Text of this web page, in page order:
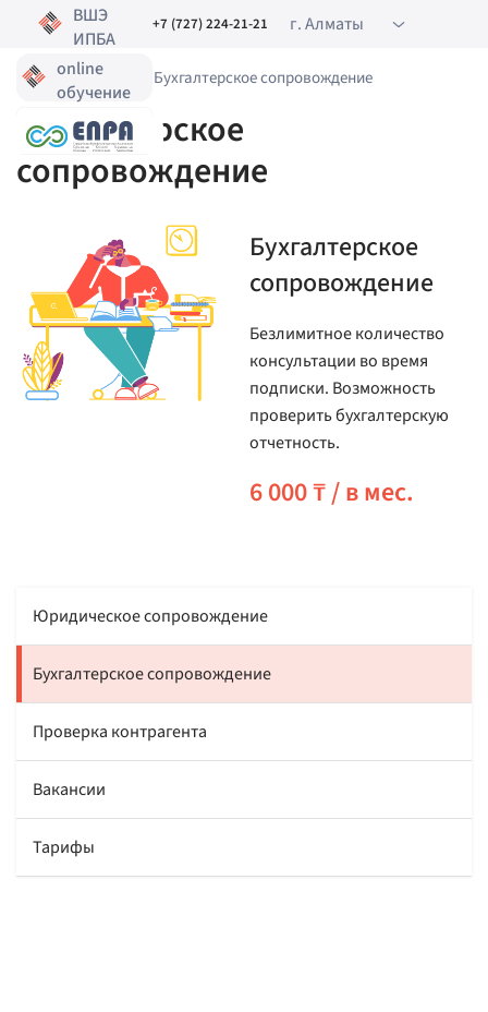
ВШЭ
ИПБА
online
обучение
+7 (727) 224-21-21 г. Алматы
Главная • Услуги Бухгалтерское сопровождение
Бухгалтерское
сопровождение
Юридическое сопровождение
Бухгалтерское сопровождение
Проверка контрагента
Вакансии
Тарифы
Бухгалтерское
сопровождение
Безлимитное количество
консультации во время
подписки. Возможность
проверить бухгалтерскую
отчетность.
6 000 ₸ / в мес.